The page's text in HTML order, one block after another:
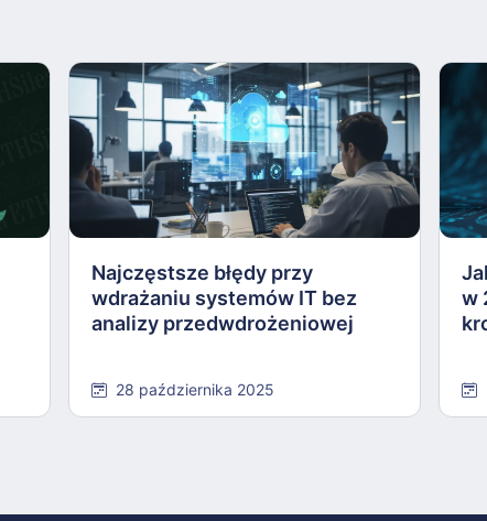
Najczęstsze błędy przy
wdrażaniu systemów IT bez
analizy przedwdrożeniowej
28 października 2025
w